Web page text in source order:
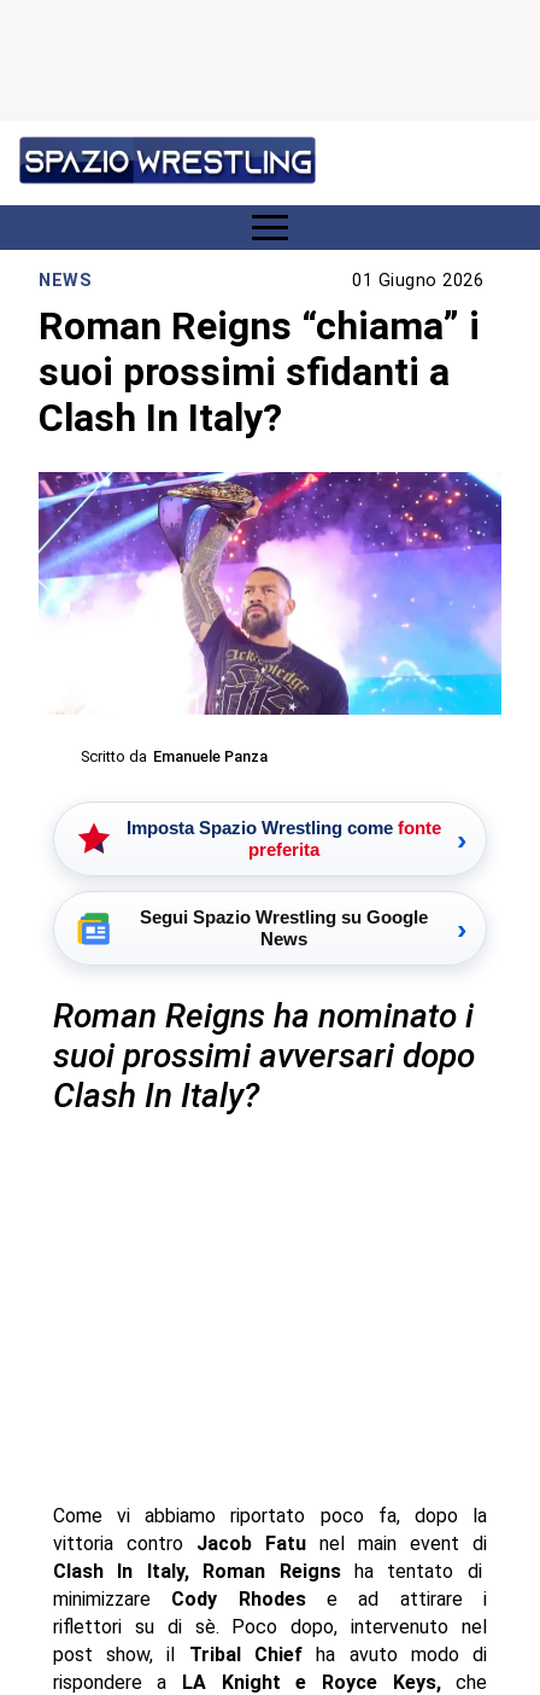
NEWS 01 Giugno 2026
Roman Reigns “chiama” i
suoi prossimi sfidanti a
Clash In Italy?
Scritto da Emanuele Panza
Imposta Spazio Wrestling come fonte
preferita
›
Segui Spazio Wrestling su Google
News
›
Roman Reigns ha nominato i
suoi prossimi avversari dopo
Clash In Italy?
Come vi abbiamo riportato poco fa, dopo la
vittoria contro Jacob Fatu nel main event di
Clash In Italy, Roman Reignsha tentato di
minimizzare Cody Rhodese ad attirare i
riflettori su di sè. Poco dopo, intervenuto nel
post show, il Tribal Chief ha avuto modo di
rispondere a LA Knight e Royce Keys,che